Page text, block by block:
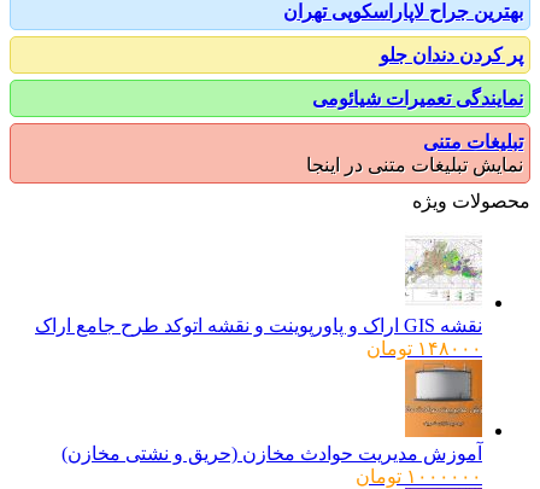
جراح لاپاراسکوپی تهران
دندان جلو
تعمیرات شیائومی
متنی
تبلیغات متنی در اینجا
ویژه
نقشه GIS اراک و پاورپوینت و نقشه اتوکد طرح جامع اراک
۱۴۸۰۰۰ تومان
آموزش مدیریت حوادث مخازن (حریق و نشتی مخازن)
۱۰۰۰۰۰۰ تومان